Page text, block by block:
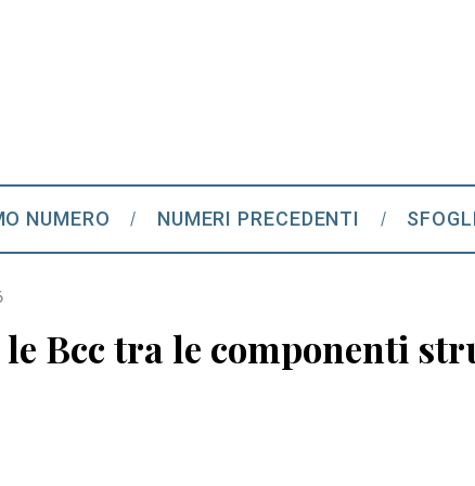
NUMERO NUMERI PRECEDENTI
Bcc tra le componenti